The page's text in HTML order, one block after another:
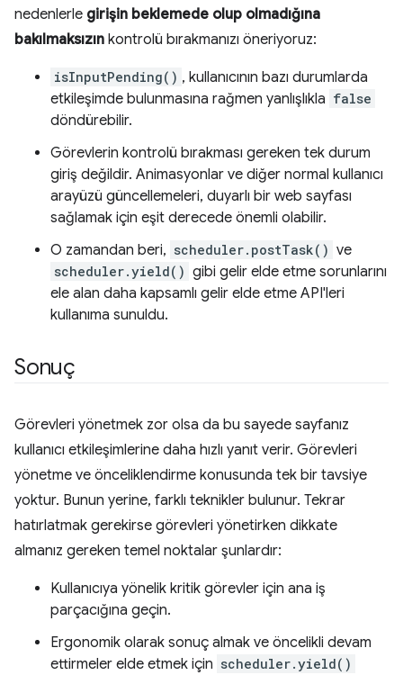
nedenlerle girişin beklemede olup olmadığına
bakılmaksızın kontrolü bırakmanızı öneriyoruz:
isInputPending() , kullanıcının bazı durumlarda
etkileşimde bulunmasına rağmen yanlışlıkla false
döndürebilir.
Görevlerin kontrolü bırakması gereken tek durum
giriş değildir. Animasyonlar ve diğer normal kullanıcı
arayüzü güncellemeleri, duyarlı bir web sayfası
sağlamak için eşit derecede önemli olabilir.
O zamandan beri, scheduler.postTask() ve
scheduler.yield() gibi gelir elde etme sorunlarını
ele alan daha kapsamlı gelir elde etme API'leri
kullanıma sunuldu.
Sonuç
Görevleri yönetmek zor olsa da bu sayede sayfanız
kullanıcı etkileşimlerine daha hızlı yanıt verir. Görevleri
yönetme ve önceliklendirme konusunda tek bir tavsiye
yoktur. Bunun yerine, farklı teknikler bulunur. Tekrar
hatırlatmak gerekirse görevleri yönetirken dikkate
almanız gereken temel noktalar şunlardır:
Kullanıcıya yönelik kritik görevler için ana iş
parçacığına geçin.
Ergonomik olarak sonuç almak ve öncelikli devam
ettirmeler elde etmek için scheduler.yield()